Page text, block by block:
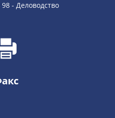
- Деловодство